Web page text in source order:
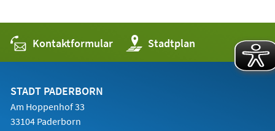
Kontaktformular Stadtplan
(Öffnet
in
einem
STADT PADERBORN
Am Hoppenhof 33
33104 Paderborn